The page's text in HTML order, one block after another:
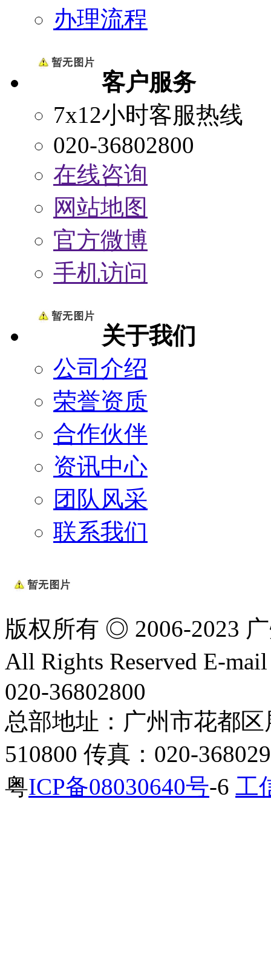
办理流程
客户服务
7x12小时客服热线
020-36802800
在线咨询
网站地图
官方微博
手机访问
关于我们
公司介绍
荣誉资质
合作伙伴
资讯中心
团队风采
联系我们
版权所有 ◎ 2006-2023
All Rights Reserved E-
020-36802800
总部地址：广州市花都
510800 传真：020-
粤ICP备08030640号-6 工